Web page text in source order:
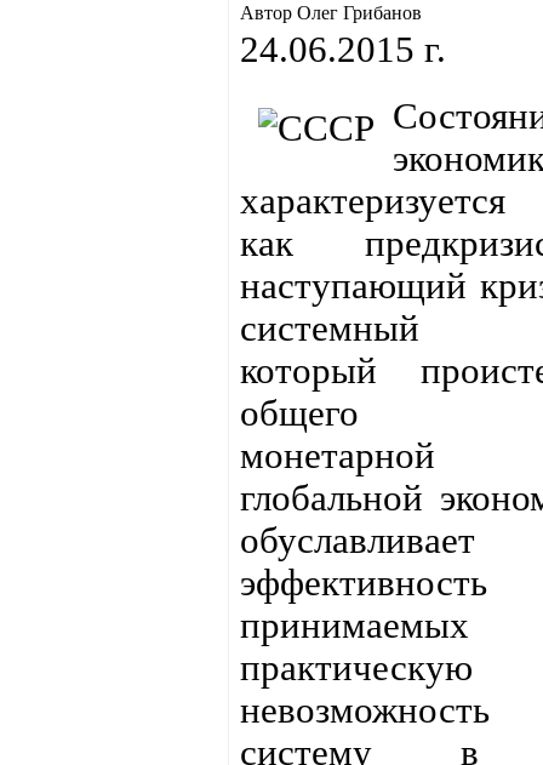
Автор Олег Грибанов
24.06.2015 г.
как
наступающий
системный
который
общего
монетарной
глобальной
эффективность
практическую
невозможность
систему в